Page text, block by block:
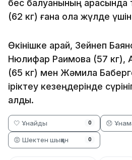
бес балуанының
(62 кг) ғана қола жүлде
Өкінішке қарай, Зейнеп
Нюлифар Раимова (57 кг),
(65 кг) мен Жәмила
іріктеу кезеңдерінде
қалды.
🤍 Ұнайды 0 😞
😡 Шектен шыққан 0